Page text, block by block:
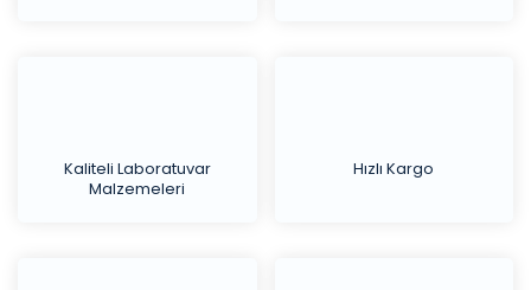
Kaliteli Laboratuvar
Malzemeleri
Hızlı Kargo